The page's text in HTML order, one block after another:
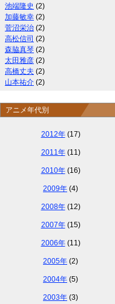
池端隆史 (2)
加藤敏幸 (2)
菅沼栄治 (2)
高松信司 (2)
森脇真琴 (2)
太田雅彦 (2)
高橋丈夫 (2)
山本祐介 (2)
アニメ年代別
2012年(17)
2011年(11)
2010年(16)
2009年 (4)
2008年(12)
2007年(15)
2006年(11)
2005年 (2)
2004年 (5)
2003年 (3)